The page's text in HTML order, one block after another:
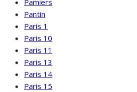
Pamiers
Pantin
Paris 1
Paris 10
Paris 11
Paris 13
Paris 14
Paris 15